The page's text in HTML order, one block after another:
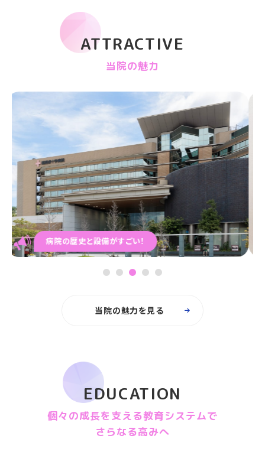
ATTRACTIVE
当院の魅力
教育体制がすごい！
1 2 3 4 5
当院の魅力を見る
EDUCATION
個々の成長を支える教育システムで
さらなる高みへ